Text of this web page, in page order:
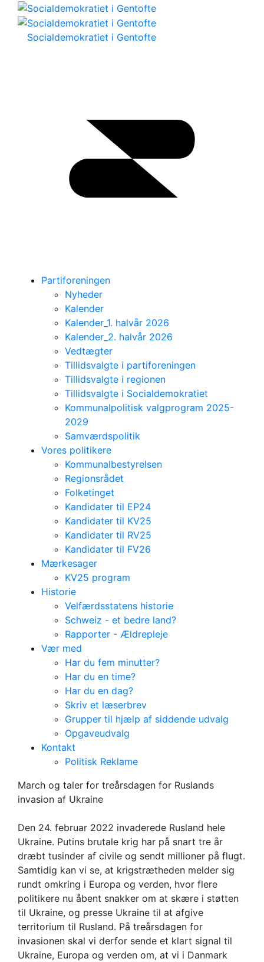
Socialdemokratiet i Gentofte
Partiforeningen
Nyheder
Kalender
Kalender_1. halvår 2026
Kalender_2. halvår 2026
Vedtægter
Tillidsvalgte i partiforeningen
Tillidsvalgte i regionen
Tillidsvalgte i Socialdemokratiet
Kommunalpolitisk valgprogram 2025-
2029
Samværdspolitik
Vores politikere
Kommunalbestyrelsen
Regionsrådet
Folketinget
Kandidater til EP24
Kandidater til KV25
Kandidater til RV25
Kandidater til FV26
Mærkesager
KV25 program
Historie
Velfærdsstatens historie
Schweiz - et bedre land?
Rapporter - Ældrepleje
Vær med
Har du fem minutter?
Har du en time?
Har du en dag?
Skriv et læserbrev
Grupper til hjælp af siddende udvalg
Opgaveudvalg
Kontakt
Politisk Reklame
Markering af
treårsdagen for
Ruslands invasion
af Ukraine
March og taler for treårsdagen for Ruslands
invasion af Ukraine
Den 24. februar 2022 invaderede Rusland hele
Ukraine. Putins brutale krig har på snart tre år
dræbt tusinder af civile og sendt millioner på flugt.
Samtidig kan vi se, at krigstrætheden melder sig
rundt omkring i Europa og verden, hvor flere
politikere nu åbent snakker om at skære i støtten
til Ukraine, og presse Ukraine til at afgive
territorium til Rusland. På treårsdagen for
invasionen skal vi derfor sende et klart signal til
Ukraine, Europa og verden om, at vi i Danmark